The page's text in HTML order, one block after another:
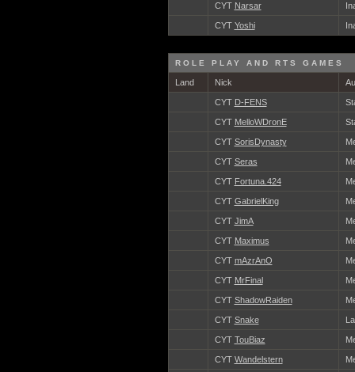
CYT Narsar
CYT Yoshi
ROLE PLAY AND RTS GAMES
Land Nick
CYT D-FENS
CYT MelloWDronE
CYT SorisDynasty
CYT Seras
CYT Fortuna.424
CYT GabrielKing
CYT JimA
CYT Maximus
CYT mAzrAnO
CYT MrFinal
CYT ShadowRaiden
CYT Snake
CYT TouBiaz
CYT Wandelstern